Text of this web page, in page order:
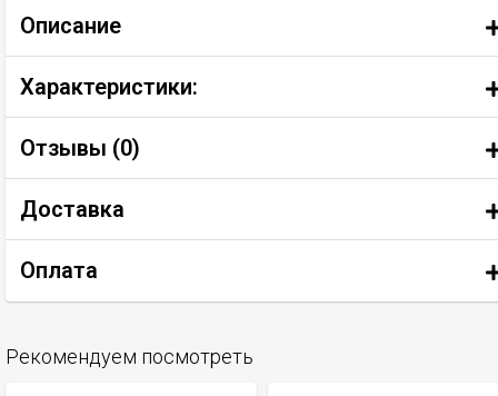
Описание
Характеристики:
Отзывы (0)
Доставка
Оплата
Рекомендуем посмотреть